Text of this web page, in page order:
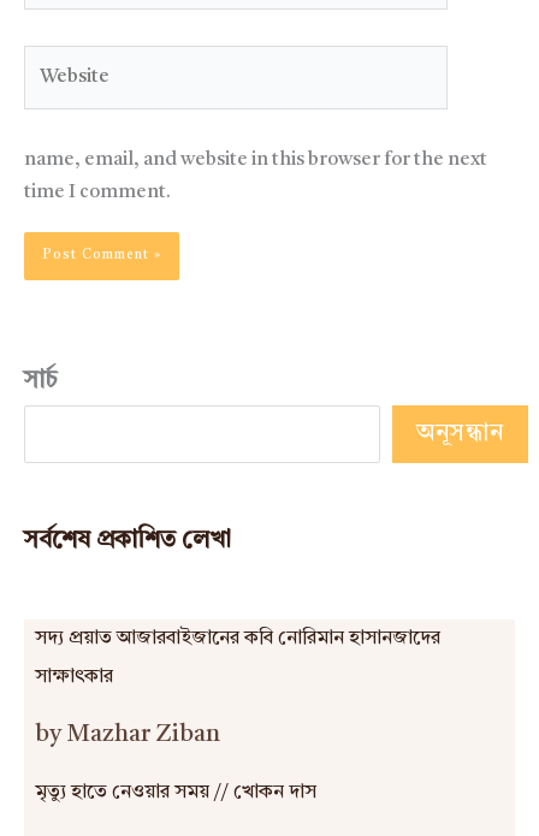
name, email, and website in this browser for the next
time I comment.
সার্চ
অনূসন্ধান
সর্বশেষ প্রকাশিত লেখা
সদ্য প্রয়াত আজারবাইজানের কবি নোরিমান হাসানজাদের
সাক্ষাৎকার
by Mazhar Ziban
মৃত্যু হাতে নেওয়ার সময় // খোকন দাস